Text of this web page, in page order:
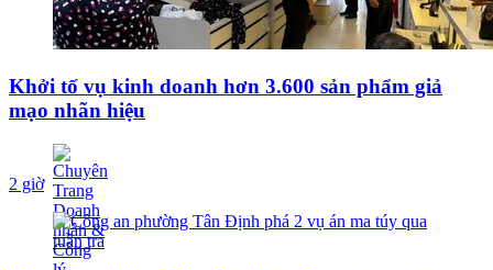
Khởi tố vụ kinh doanh hơn 3.600 sản phẩm giả
mạo nhãn hiệu
2 giờ